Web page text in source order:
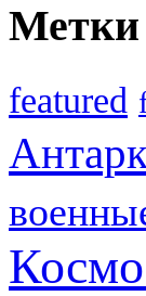
Метки
featured